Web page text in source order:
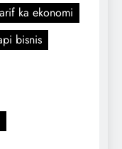
ka ekonomi
bisnis